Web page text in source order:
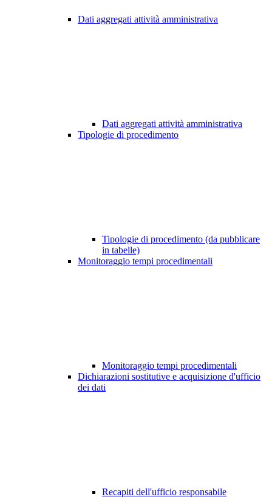
Dati aggregati attività amministrativa
Dati aggregati attività amministrativa
Tipologie di procedimento
Tipologie di procedimento (da pubblicare
in tabelle)
Monitoraggio tempi procedimentali
Monitoraggio tempi procedimentali
Dichiarazioni sostitutive e acquisizione d'ufficio
dei dati
Recapiti dell'ufficio responsabile